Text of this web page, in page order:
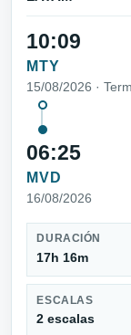
10:09
MTY
15/08/2026 ·
06:25
MVD
16/08/2026
DURACIÓN
17h 16m
ESCALAS
2 escalas